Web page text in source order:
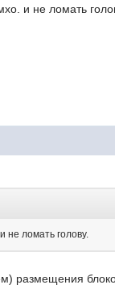
и не ломать
не ломать голову.
размещения